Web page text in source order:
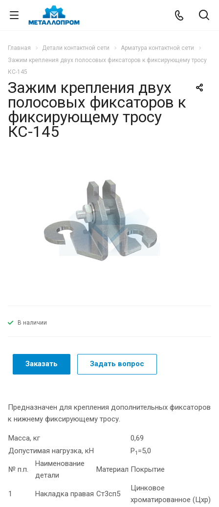
Главная Детали контактной сети
Арматура контактной сети
Зажим крепления двух полосовых фиксаторов к фиксирующему тросу
КС-145
Зажим крепления двух
полосовых фиксаторов к
фиксирующему тросу
КС-145
В наличии
Заказать Задать вопрос
Предназначен для крепления дополнительных фиксаторов
к нижнему фиксирующему тросу.
Масса, кг
0,69
Допустимая нагрузка, кН
Р1 =5,0
№ п.п.
Наименование
детали
Материал Покрытие
1 Накладка правая Ст3сп5
Цинковое
хроматированное (Цхр)